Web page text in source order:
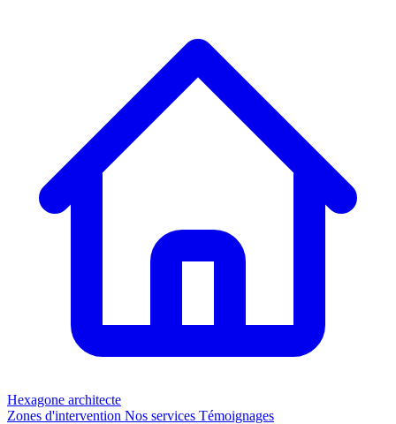
Hexagone architecte
Zones d'intervention Nos services Témoignages